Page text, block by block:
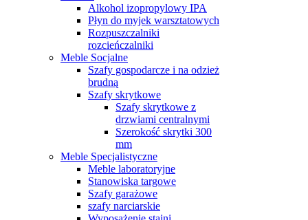
Alkohol izopropylowy IPA
Płyn do myjek warsztatowych
Rozpuszczalniki
rozcieńczalniki
Meble Socjalne
Szafy gospodarcze i na odzież
brudną
Szafy skrytkowe
Szafy skrytkowe z
drzwiami centralnymi
Szerokość skrytki 300
mm
Meble Specjalistyczne
Meble laboratoryjne
Stanowiska targowe
Szafy garażowe
szafy narciarskie